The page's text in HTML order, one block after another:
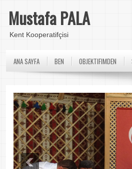
Mustafa PALA
Kent Kooperatifçisi
ANA SAYFA BEN OBJEKTIFIMDEN